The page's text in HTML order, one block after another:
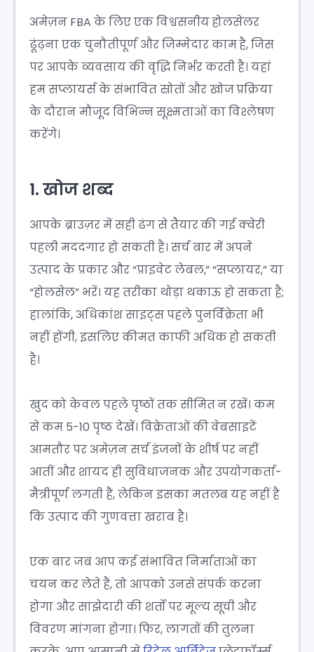
अमेज़न FBA के लिए एक विश्वसनीय होलसेलर
ढूंढ़ना एक चुनौतीपूर्ण और जिम्मेदार काम है, जिस
पर आपके व्यवसाय की वृद्धि निर्भर करती है। यहां
हम सप्लायर्स के संभावित स्रोतों और खोज प्रक्रिया
के दौरान मौजूद विभिन्न सूक्ष्मताओं का विश्लेषण
करेंगे।
1. खोज शब्द
आपके ब्राउज़र में सही ढंग से तैयार की गई क्वेरी
पहली मददगार हो सकती है। सर्च बार में अपने
उत्पाद के प्रकार और “प्राइवेट लेबल,” “सप्लायर,” या
“होलसेल” भरें। यह तरीका थोड़ा थकाऊ हो सकता है;
हालांकि, अधिकांश साइट्स पहले पुनर्विक्रेता भी
नहीं होंगी, इसलिए कीमत काफी अधिक हो सकती
है।
खुद को केवल पहले पृष्ठों तक सीमित न रखें। कम
से कम 5-10 पृष्ठ देखें। विक्रेताओं की वेबसाइटें
आमतौर पर अमेज़न सर्च इंजनों के शीर्ष पर नहीं
आतीं और शायद ही सुविधाजनक और उपयोगकर्ता-
मैत्रीपूर्ण लगती हैं, लेकिन इसका मतलब यह नहीं है
कि उत्पाद की गुणवत्ता खराब है।
एक बार जब आप कई संभावित निर्माताओं का
चयन कर लेते हैं, तो आपको उनसे संपर्क करना
होगा और साझेदारी की शर्तों पर मूल्य सूची और
विवरण मांगना होगा। फिर, लागतों की तुलना